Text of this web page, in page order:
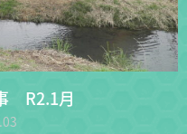
R2.1月